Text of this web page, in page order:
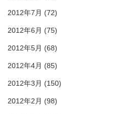
2012年7月 (72)
2012年6月 (75)
2012年5月 (68)
2012年4月 (85)
2012年3月 (150)
2012年2月 (98)